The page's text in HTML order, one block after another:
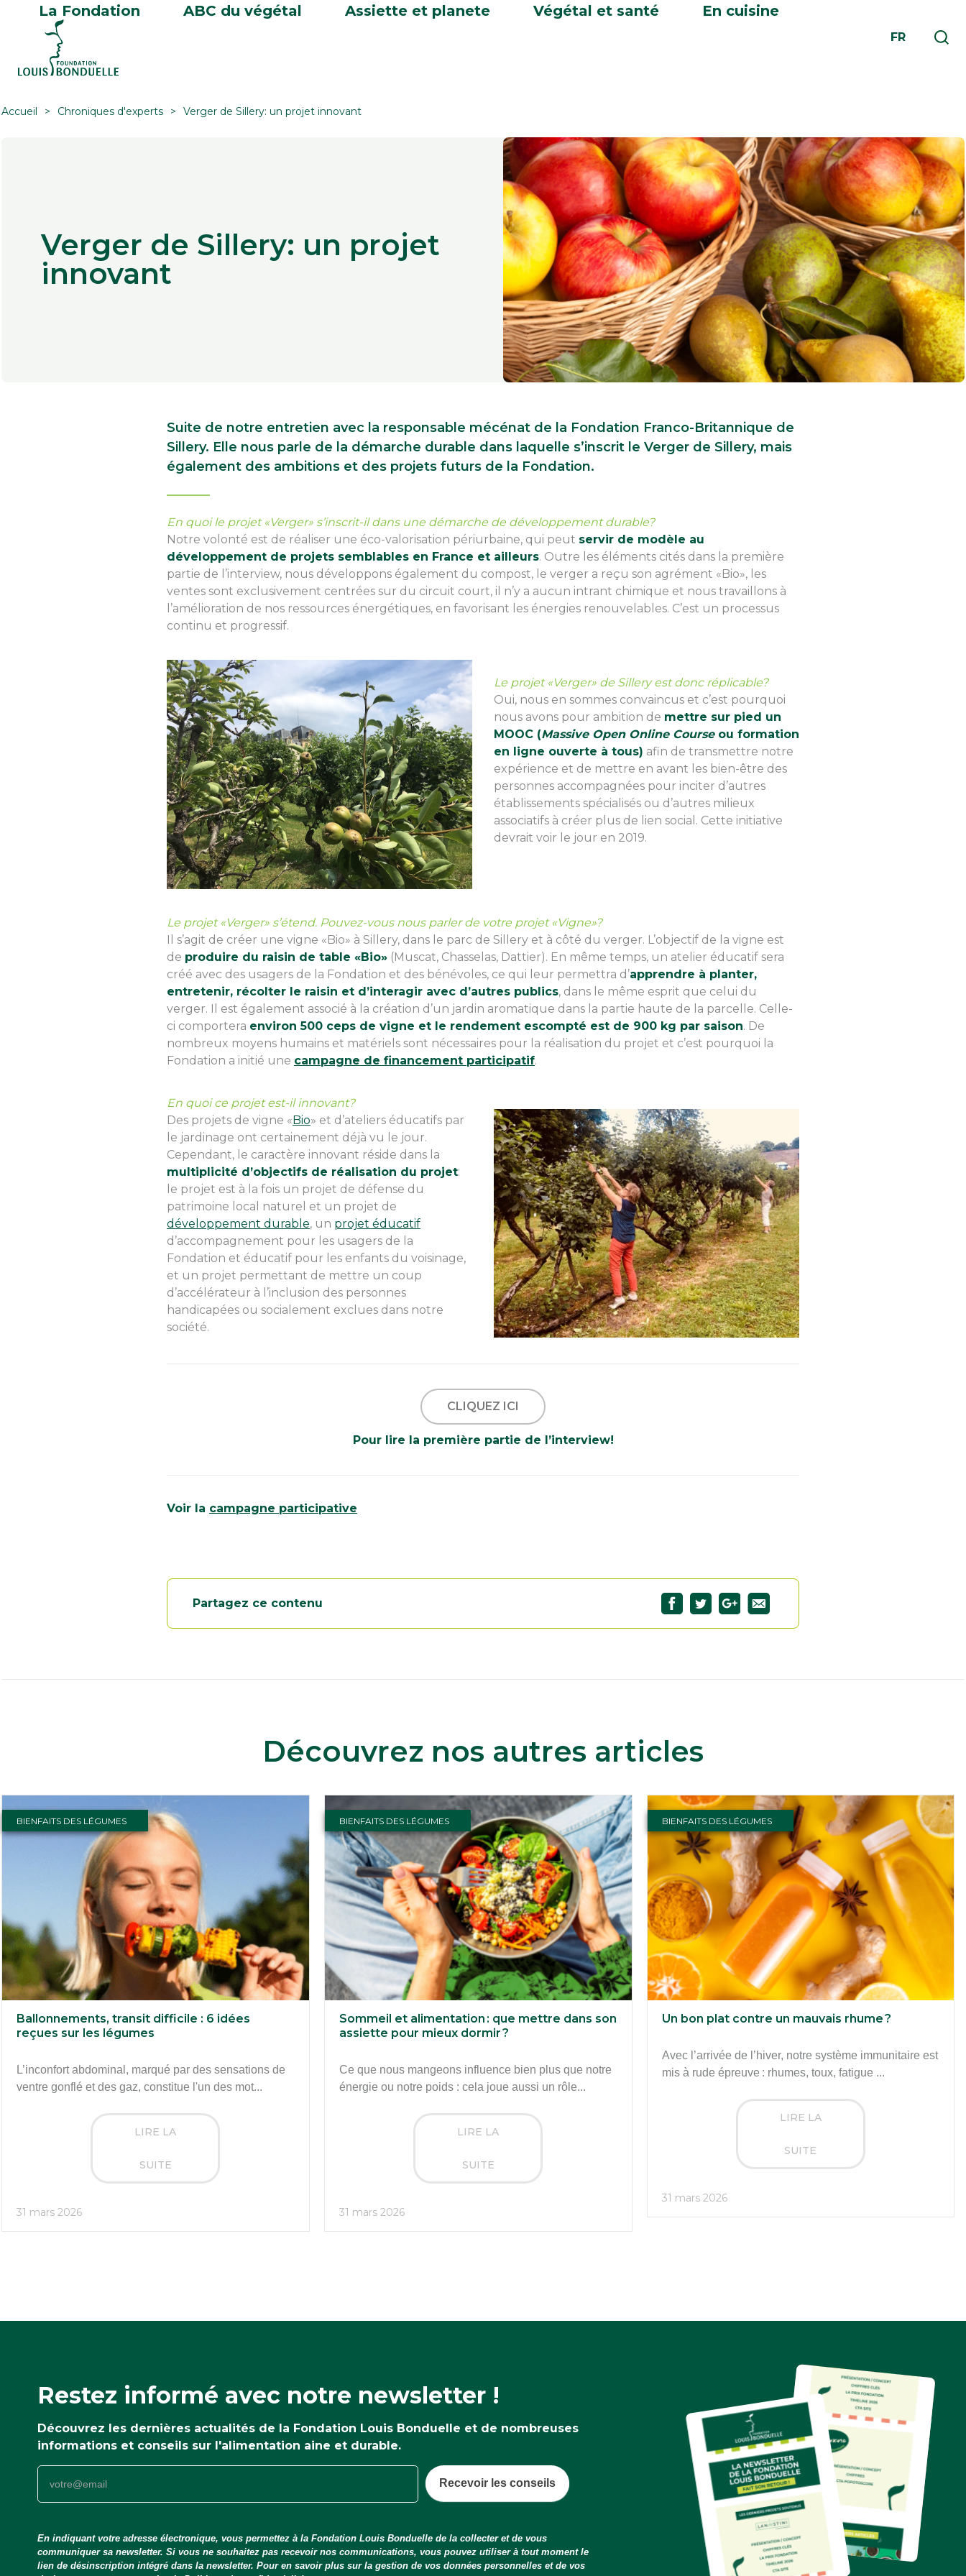
La Fondation ABC du végétal Assiette et planete Végétal et santé En cuisine
FR
Accueil Chroniques d'experts Verger de Sillery: un projet innovant
Verger de Sillery: un projet
innovant
Suite de notre entretien avec la responsable mécénat de la Fondation Franco-Britannique de
Sillery. Elle nous parle de la démarche durable dans laquelle s’inscrit le Verger de Sillery, mais
également des ambitions et des projets futurs de la Fondation.
En quoi le projet «Verger» s’inscrit-il dans une démarche de développement durable?
Notre volonté est de réaliser une éco-valorisation périurbaine, qui peut servir de modèle au
développement de projets semblables en France et ailleurs. Outre les éléments cités dans la première
partie de l’interview, nous développons également du compost, le verger a reçu son agrément «Bio», les
ventes sont exclusivement centrées sur du circuit court, il n’y a aucun intrant chimique et nous travaillons à
l’amélioration de nos ressources énergétiques, en favorisant les énergies renouvelables. C’est un processus
continu et progressif.
Le projet «Verger» de Sillery est donc réplicable?
Oui, nous en sommes convaincus et c’est pourquoi
nous avons pour ambition de mettre sur pied un
MOOC (Massive Open Online Courseou formation
en ligne ouverte à tous) afin de transmettre notre
expérience et de mettre en avant les bien-être des
personnes accompagnées pour inciter d’autres
établissements spécialisés ou d’autres milieux
associatifs à créer plus de lien social. Cette initiative
devrait voir le jour en 2019.
Le projet «Verger» s’étend. Pouvez-vous nous parler de votre projet «Vigne»?
Il s’agit de créer une vigne «Bio» à Sillery, dans le parc de Sillery et à côté du verger. L’objectif de la vigne est
de produire du raisin de table «Bio» (Muscat, Chasselas, Dattier). En même temps, un atelier éducatif sera
créé avec des usagers de la Fondation et des bénévoles, ce qui leur permettra d’apprendre à planter,
entretenir, récolter le raisin et d’interagir avec d’autres publics, dans le même esprit que celui du
verger. Il est également associé à la création d’un jardin aromatique dans la partie haute de la parcelle. Celle-
ci comportera environ 500 ceps de vigne et le rendement escompté est de 900 kg par saison. De
nombreux moyens humains et matériels sont nécessaires pour la réalisation du projet et c’est pourquoi la
Fondation a initié une campagne de financement participatif.
En quoi ce projet est-il innovant?
Des projets de vigne «Bio» et d’ateliers éducatifs par
le jardinage ont certainement déjà vu le jour.
Cependant, le caractère innovant réside dans la
multiplicité d’objectifs de réalisation du projet:
le projet est à la fois un projet de défense du
patrimoine local naturel et un projet de
développement durable, un projet éducatif
d’accompagnement pour les usagers de la
Fondation et éducatif pour les enfants du voisinage,
et un projet permettant de mettre un coup
d’accélérateur à l’inclusion des personnes
handicapées ou socialement exclues dans notre
société.
CLIQUEZ ICI
Pour lire la première partie de l’interview!
Voir la campagne participative
Partagez ce contenu
Découvrez nos autres articles
BIENFAITS DES LÉGUMES
Ballonnements, transit difficile : 6 idées
reçues sur les légumes
L’inconfort abdominal, marqué par des sensations de
ventre gonflé et des gaz, constitue l'un des mot...
LIRE LA
SUITE
31 mars 2026
BIENFAITS DES LÉGUMES
Sommeil et alimentation : que mettre dans son
assiette pour mieux dormir ?
Ce que nous mangeons influence bien plus que notre
énergie ou notre poids : cela joue aussi un rôle...
LIRE LA
SUITE
31 mars 2026
BIENFAITS DES LÉGUMES
Un bon plat contre un mauvais rhume ?
Avec l’arrivée de l’hiver, notre système immunitaire est
mis à rude épreuve : rhumes, toux, fatigue ...
LIRE LA
SUITE
31 mars 2026
Restez informé avec notre newsletter !
Découvrez les dernières actualités de la Fondation Louis Bonduelle et de nombreuses
informations et conseils sur l'alimentation aine et durable.
Recevoir les conseils
En indiquant votre adresse électronique, vous permettez à la Fondation Louis Bonduelle de la collecter et de vous
communiquer sa newsletter. Si vous ne souhaitez pas recevoir nos communications, vous pouvez utiliser à tout moment le
lien de désinscription intégré dans la newsletter. Pour en savoir plus sur la gestion de vos données personnelles et de vos